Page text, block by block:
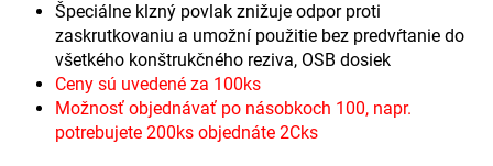
Špeciálne klzný povlak znižuje odpor proti
zaskrutkovaniu a umožní použitie bez predvŕtanie do
všetkého konštrukčného reziva, OSB dosiek
Ceny sú uvedené za 100ks
Možnosť objednávať po násobkoch 100, napr.
potrebujete 200ks objednáte 2Cks